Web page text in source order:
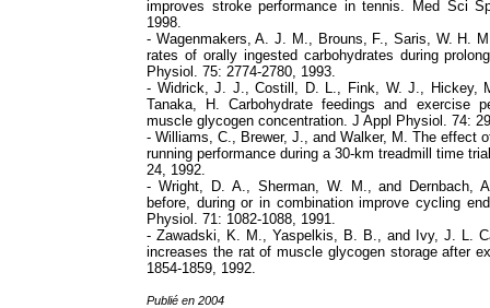
improves stroke performance in tennis. Med Sci
1998.
- Wagenmakers, A. J. M., Brouns, F., Saris, W. H.
rates of orally ingested carbohydrates during
Physiol. 75: 2774-2780, 1993.
- Widrick, J. J., Costill, D. L., Fink, W. J., Hickey,
Tanaka, H. Carbohydrate feedings and exercise
muscle glycogen concentration. J Appl Physiol. 74:
- Williams, C., Brewer, J., and Walker, M. The effect
running performance during a 30-km treadmill time
24, 1992.
- Wright, D. A., Sherman, W. M., and Dernbach,
before, during or in combination improve cycling
Physiol. 71: 1082-1088, 1991.
- Zawadski, K. M., Yaspelkis, B. B., and Ivy, J. L.
increases the rat of muscle glycogen storage after
1854-1859, 1992.
Publié en 2004